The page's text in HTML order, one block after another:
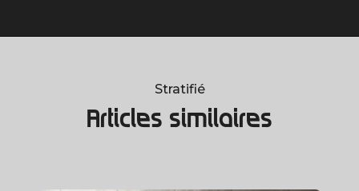
Stratifié
Articles similaires